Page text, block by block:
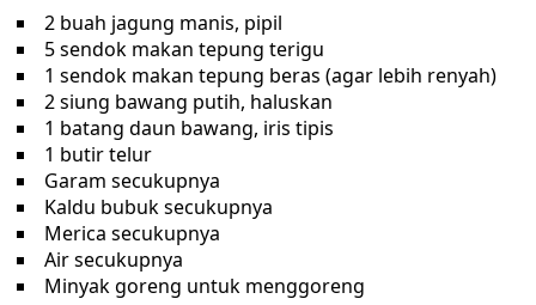
2 buah jagung manis, pipil
5 sendok makan tepung terigu
1 sendok makan tepung beras (agar lebih renyah)
2 siung bawang putih, haluskan
1 batang daun bawang, iris tipis
1 butir telur
Garam secukupnya
Kaldu bubuk secukupnya
Merica secukupnya
Air secukupnya
Minyak goreng untuk menggoreng